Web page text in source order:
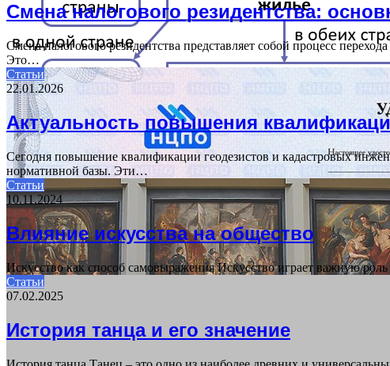
Смена налогового резидентства:
Смена налогового резидентства представляет собой процесс
Это…
Статьи
22.01.2026
Актуальность повышения
Сегодня повышение квалификации геодезистов и кадастровых
нормативной базы. Эти…
Статьи
10.11.2024
Влияние искусства на общество
Искусство как способ самовыражения Искусство играет важную
Статьи
07.02.2025
История танца и его значение